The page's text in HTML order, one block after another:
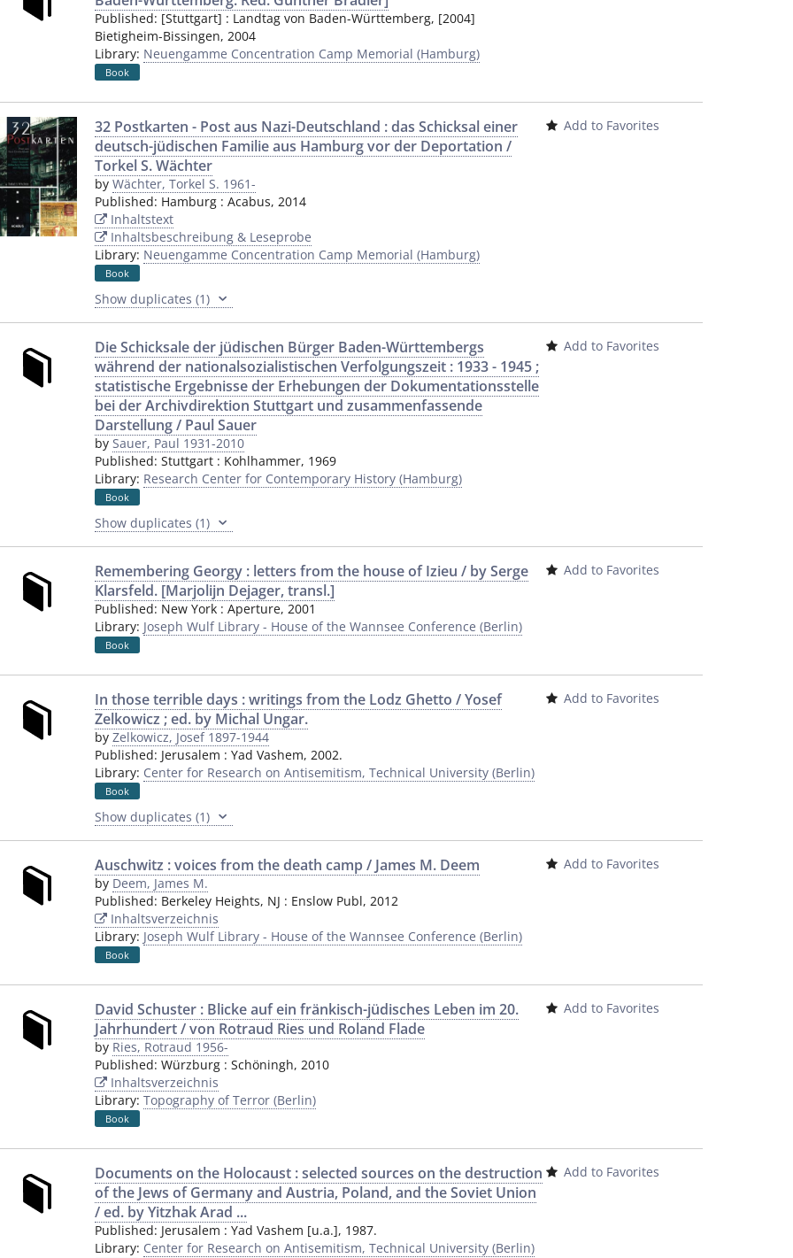
Published: [Stuttgart] : Landtag von Baden-Württemberg, [2004]
Bietigheim-Bissingen, 2004
Library: Neuengamme Concentration Camp Memorial (Hamburg)
Book
32 Postkarten - Post aus Nazi-Deutschland : das Schicksal einer
deutsch-jüdischen Familie aus Hamburg vor der Deportation /
Torkel S. Wächter
by Wächter, Torkel S. 1961-
Published: Hamburg : Acabus, 2014
Inhaltstext
Inhaltsbeschreibung & Leseprobe
Library: Neuengamme Concentration Camp Memorial (Hamburg)
Book
Show duplicates (1)
Add to Favorites
Die Schicksale der jüdischen Bürger Baden-Württembergs
während der nationalsozialistischen Verfolgungszeit : 1933 - 1945 ;
statistische Ergebnisse der Erhebungen der Dokumentationsstelle
bei der Archivdirektion Stuttgart und zusammenfassende
Darstellung / Paul Sauer
by Sauer, Paul 1931-2010
Published: Stuttgart : Kohlhammer, 1969
Library: Research Center for Contemporary History (Hamburg)
Book
Show duplicates (1)
Add to Favorites
Remembering Georgy : letters from the house of Izieu / by Serge
Klarsfeld. [Marjolijn Dejager, transl.]
Published: New York : Aperture, 2001
Library: Joseph Wulf Library - House of the Wannsee Conference (Berlin)
Book
Add to Favorites
In those terrible days : writings from the Lodz Ghetto / Yosef
Zelkowicz ; ed. by Michal Ungar.
by Zelkowicz, Josef 1897-1944
Published: Jerusalem : Yad Vashem, 2002.
Library: Center for Research on Antisemitism, Technical University (Berlin)
Book
Show duplicates (1)
Add to Favorites
Auschwitz : voices from the death camp / James M. Deem
by Deem, James M.
Published: Berkeley Heights, NJ : Enslow Publ, 2012
Inhaltsverzeichnis
Library: Joseph Wulf Library - House of the Wannsee Conference (Berlin)
Book
Add to Favorites
David Schuster : Blicke auf ein fränkisch-jüdisches Leben im 20.
Jahrhundert / von Rotraud Ries und Roland Flade
by Ries, Rotraud 1956-
Published: Würzburg : Schöningh, 2010
Inhaltsverzeichnis
Library: Topography of Terror (Berlin)
Book
Add to Favorites
Documents on the Holocaust : selected sources on the destruction
of the Jews of Germany and Austria, Poland, and the Soviet Union
/ ed. by Yitzhak Arad ...
Published: Jerusalem : Yad Vashem [u.a.], 1987.
Library: Center for Research on Antisemitism, Technical University (Berlin)
Add to Favorites